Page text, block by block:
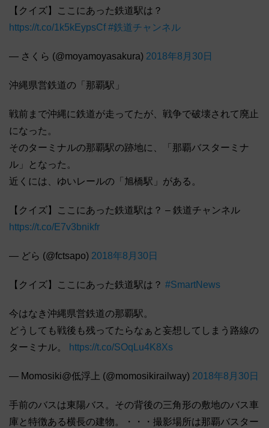
【クイズ】ここにあった鉄道駅は？
https://t.co/1k5kEypsCf #鉄道チャンネル
— さくら (@moyamoyasakura) 2018年8月30日
沖縄県営鉄道の「那覇駅」
戦前まで沖縄に鉄道が走ってたが、戦争で破壊されて廃止
になった。
そのターミナルの那覇駅の跡地に、「那覇バスターミナ
ル」となった。
近くには、ゆいレールの「旭橋駅」がある。
【クイズ】ここにあった鉄道駅は？ – 鉄道チャンネル
https://t.co/E7v3bnikfr
— どら (@fctsapo) 2018年8月30日
【クイズ】ここにあった鉄道駅は？ #SmartNews
今はなき沖縄県営鉄道の那覇駅。
どうしても戦後も残ってたらなぁと妄想してしまう路線の
ターミナル。
https://t.co/SOqLu4K8Xs
— Momosiki@低浮上 (@momosikirailway) 2018年8月30日
手前のバスは東陽バス。その背後の三角形の敷地のバス車
庫と特徴ある横長の建物。・・・撮影場所は那覇バスター